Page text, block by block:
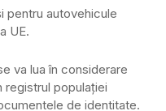
pentru autovehicule
UE.
va lua în considerare
registrul populaţiei
de identitate.